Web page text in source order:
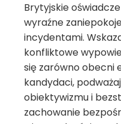
Brytyjskie
wyraźne
incydentami.
konfliktowe
się zarówno obecni
kandydaci,
obiektywizmu i
zachowanie